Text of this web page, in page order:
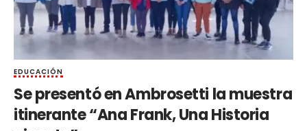
EDUCACIÓN
Se presentó en Ambrosetti la muestra
itinerante “Ana Frank, Una Historia